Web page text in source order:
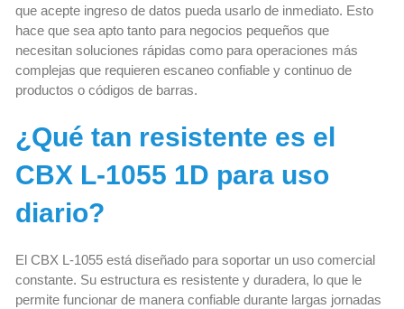
que acepte ingreso de datos pueda usarlo de inmediato. Esto
hace que sea apto tanto para negocios pequeños que
necesitan soluciones rápidas como para operaciones más
complejas que requieren escaneo confiable y continuo de
productos o códigos de barras.
¿Qué tan resistente es el
CBX L-1055 1D para uso
diario?
El CBX L-1055 está diseñado para soportar un uso comercial
constante. Su estructura es resistente y duradera, lo que le
permite funcionar de manera confiable durante largas jornadas